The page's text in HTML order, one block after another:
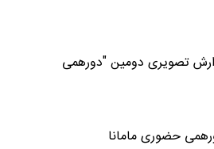
تصویری دومین "دورهمی
حضوری مامانا